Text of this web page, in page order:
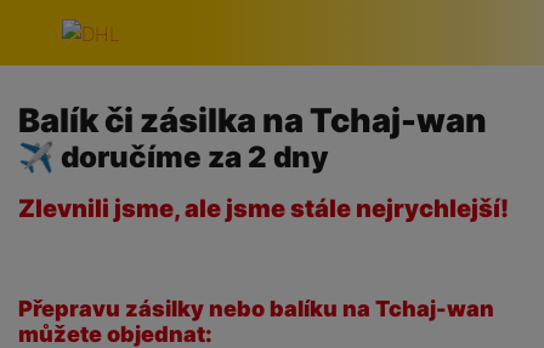
Přeskočit navigaci
Balík či zásilka na Tchaj-wan
✈ doručíme za 2 dny
Zlevnili jsme, ale jsme stále nejrychlejší!
Přepravu zásilky nebo balíku na Tchaj-wan
můžete objednat: